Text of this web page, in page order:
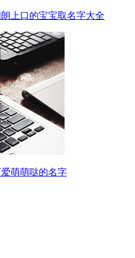
上口的宝宝取名字大全
萌萌哒的名字